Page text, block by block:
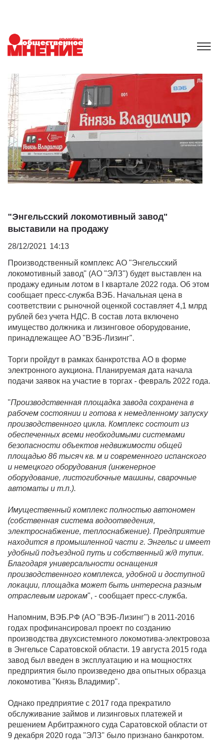
"Энгельсский локомотивный завод"
выставили на продажу
28/12/2021 14:13
Производственный комплекс АО "Энгельсский
локомотивный завод" (АО "ЭЛЗ") будет выставлен на
продажу единым лотом в I квартале 2022 года. Об этом
сообщает пресс-служба ВЭБ. Начальная цена в
соответствии с рыночной оценкой составляет 4,1 млрд
рублей без учета НДС. В состав лота включено
имущество должника и лизинговое оборудование,
принадлежащее АО "ВЭБ-Лизинг".
Торги пройдут в рамках банкротства АО в форме
электронного аукциона. Планируемая дата начала
подачи заявок на участие в торгах - февраль 2022 года.
"Производственная площадка завода сохранена в
рабочем состоянии и готова к немедленному запуску
производственного цикла. Комплекс состоит из
обеспеченных всеми необходимыми системами
безопасности объектов недвижимости общей
площадью 86 тысяч кв. м и современного испанского
и немецкого оборудования (инженерное
оборудование, листогибочные машины, сварочные
автоматы и т.п.).
Имущественный комплекс полностью автономен
(собственная система водоотведения,
электроснабжение, теплоснабжение). Предприятие
находится в промышленной части г. Энгельс и имеет
удобный подъездной путь и собственный ж/д тупик.
Благодаря универсальности оснащения
производственного комплекса, удобной и доступной
локации, площадка может быть интересна разным
отраслевым игрокам", - сообщает пресс-служба.
Напомним, ВЭБ.РФ (АО "ВЭБ-Лизинг") в 2011-2016
годах профинансировал проект по созданию
производства двухсистемного локомотива-электровоза
в Энгельсе Саратовской области. 19 августа 2015 года
завод был введен в эксплуатацию и на мощностях
предприятия было произведено два опытных образца
локомотива "Князь Владимир".
Однако предприятие с 2017 года прекратило
обслуживание займов и лизинговых платежей и
решением Арбитражного суда Саратовской области от
9 декабря 2020 года "ЭЛЗ" было признано банкротом.